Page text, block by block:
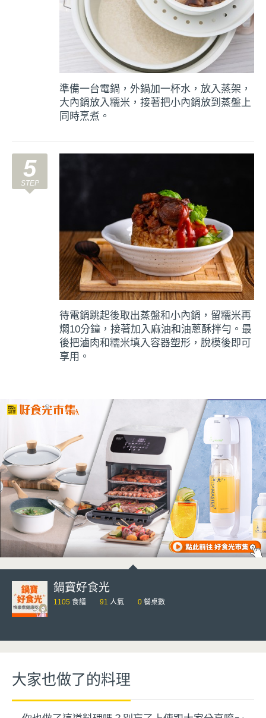
準備一台電鍋，外鍋加一杯水，放入蒸架，
大內鍋放入糯米，接著把小內鍋放到蒸盤上
同時烹煮。
5
待電鍋跳起後取出蒸盤和小內鍋，留糯米再
燜10分鐘，接著加入麻油和油蔥酥拌勻。最
後把滷肉和糯米填入容器塑形，脫模後即可
享用。
鍋寶好食光
1105 食譜 91 人氣 0 餐桌數
大家也做了的料理